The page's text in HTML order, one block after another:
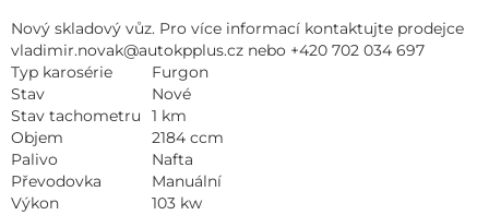
Nový skladový vůz. Pro více informací kontaktujte prodejce
vladimir.novak@autokpplus.cz nebo +420 702 034 697
Typ karosérie
Furgon
Stav
Nové
Stav tachometru
1 km
Objem
2184 ccm
Palivo
Nafta
Převodovka
Manuální
Výkon
103 kw